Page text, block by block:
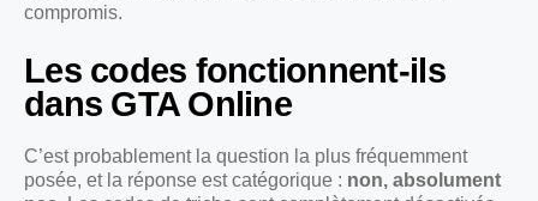
compromis.
Les codes fonctionnent-ils
dans GTA Online
C’est probablement la question la plus fréquemment
posée, et la réponse est catégorique : non, absolument